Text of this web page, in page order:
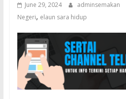
June 29, 2024 adminsemakan
Negeri, elaun sara hidup